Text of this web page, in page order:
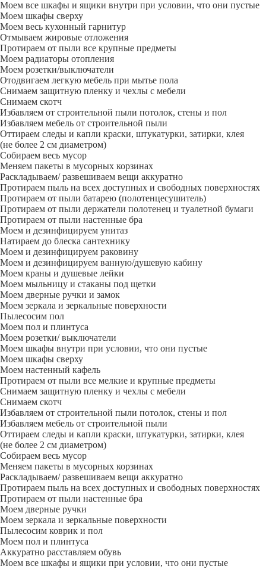
Моем все шкафы и ящики внутри при условии, что они пустые
Моем шкафы сверху
Моем весь кухонный гарнитур
Отмываем жировые отложения
Протираем от пыли все крупные предметы
Моем радиаторы отопления
Моем розетки/выключатели
Отодвигаем легкую мебель при мытье пола
Снимаем защитную пленку и чехлы с мебели
Снимаем скотч
Избавляем от строительной пыли потолок, стены и пол
Избавляем мебель от строительной пыли
Оттираем следы и капли краски, штукатурки, затирки, клея
(не более 2 см диаметром)
Собираем весь мусор
Меняем пакеты в мусорных корзинах
Раскладываем/ развешиваем вещи аккуратно
Протираем пыль на всех доступных и свободных поверхностях
Протираем от пыли батарею (полотенцесушитель)
Протираем от пыли держатели полотенец и туалетной бумаги
Протираем от пыли настенные бра
Моем и дезинфицируем унитаз
Натираем до блеска сантехнику
Моем и дезинфицируем раковину
Моем и дезинфицируем ванную/душевую кабину
Моем краны и душевые лейки
Моем мыльницу и стаканы под щетки
Моем дверные ручки и замок
Моем зеркала и зеркальные поверхности
Пылесосим пол
Моем пол и плинтуса
Моем розетки/ выключатели
Моем шкафы внутри при условии, что они пустые
Моем шкафы сверху
Моем настенный кафель
Протираем от пыли все мелкие и крупные предметы
Снимаем защитную пленку и чехлы с мебели
Снимаем скотч
Избавляем от строительной пыли потолок, стены и пол
Избавляем мебель от строительной пыли
Оттираем следы и капли краски, штукатурки, затирки, клея
(не более 2 см диаметром)
Собираем весь мусор
Меняем пакеты в мусорных корзинах
Раскладываем/ развешиваем вещи аккуратно
Протираем пыль на всех доступных и свободных поверхностях
Протираем от пыли настенные бра
Моем дверные ручки
Моем зеркала и зеркальные поверхности
Пылесосим коврик и пол
Моем пол и плинтуса
Аккуратно расставляем обувь
Моем все шкафы и ящики при условии, что они пустые